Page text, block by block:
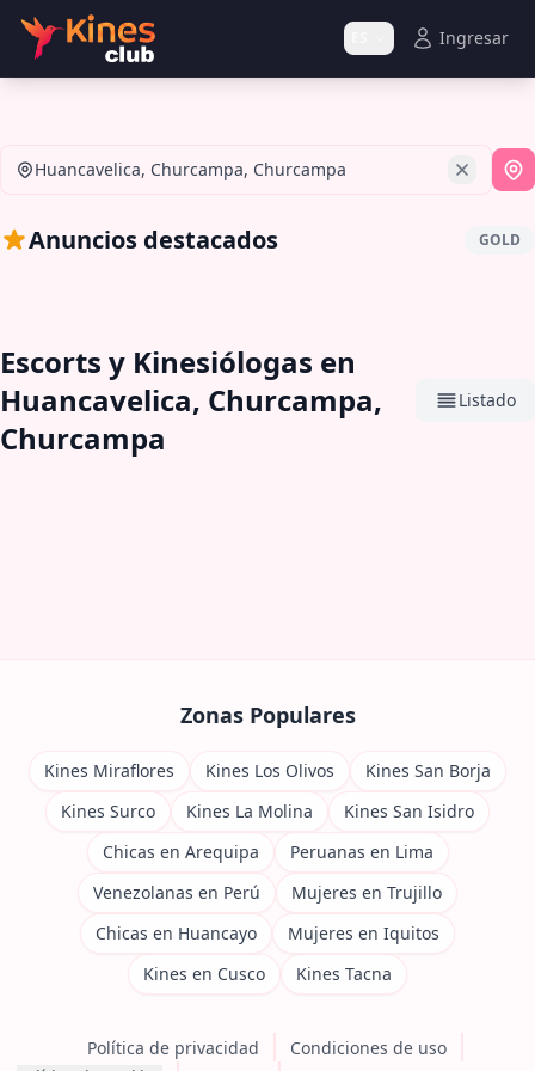
Ingresar
Huancavelica, Churcampa, Churcampa
Anuncios destacados GOLD
Escorts y Kinesiólogas en
Huancavelica, Churcampa,
Churcampa
Listado
Zonas Populares
Kines Miraflores Kines Los Olivos
Kines San Borja
Kines Surco
Kines La Molina
Kines San Isidro
Chicas en Arequipa
Peruanas en Lima
Venezolanas en Perú
Mujeres en Trujillo
Chicas en Huancayo
Mujeres en Iquitos
Kines en Cusco
Kines Tacna
Política de privacidad
Condiciones de uso